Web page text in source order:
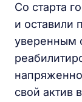
Со старта
и оставили
уверенным
свой актив